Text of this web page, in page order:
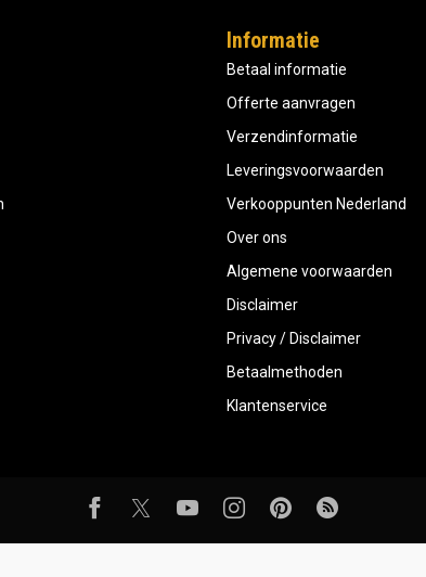
Informatie
Betaal informatie
Offerte aanvragen
Verzendinformatie
Leveringsvoorwaarden
Verkooppunten Nederland
Over ons
Algemene voorwaarden
Disclaimer
Privacy / Disclaimer
Betaalmethoden
Klantenservice